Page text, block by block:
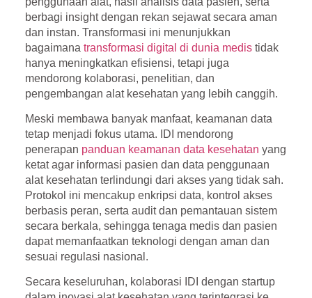
berbagi insight dengan rekan sejawat secara aman
dan instan. Transformasi ini menunjukkan
bagaimana transformasi digital di dunia medistidak
hanya meningkatkan efisiensi, tetapi juga
mendorong kolaborasi, penelitian, dan
pengembangan alat kesehatan yang lebih canggih.
Meski membawa banyak manfaat, keamanan data
tetap menjadi fokus utama. IDI mendorong
penerapan panduan keamanan data kesehatan yang
ketat agar informasi pasien dan data penggunaan
alat kesehatan terlindungi dari akses yang tidak sah.
Protokol ini mencakup enkripsi data, kontrol akses
berbasis peran, serta audit dan pemantauan sistem
secara berkala, sehingga tenaga medis dan pasien
dapat memanfaatkan teknologi dengan aman dan
sesuai regulasi nasional.
Secara keseluruhan, kolaborasi IDI dengan startup